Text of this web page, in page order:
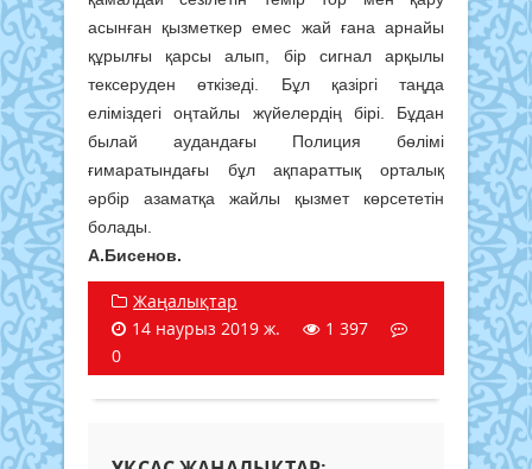
асынған қызметкер емес жай ғана арнайы
құрылғы қарсы алып, бір сигнал арқылы
тексеруден өткізеді. Бұл қазіргі таңда
еліміздегі оңтайлы жүйелердің бірі. Бұдан
былай аудандағы Полиция бөлімі
ғимаратындағы бұл ақпараттық орталық
әрбір азаматқа жайлы қызмет көрсететін
болады.
А.Бисенов.
Жаңалықтар
14 наурыз 2019 ж.
1 397
0